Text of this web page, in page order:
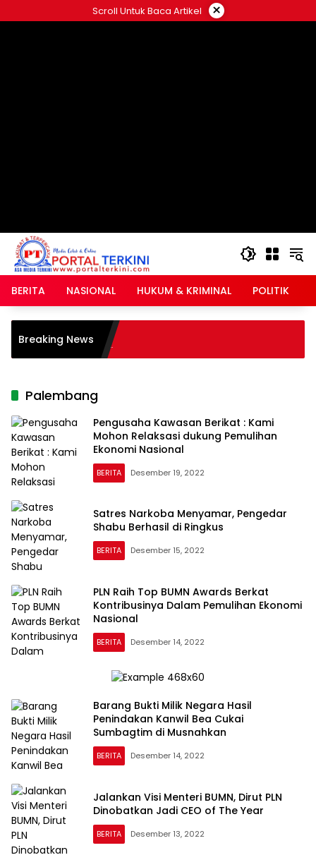
ke
Scroll Untuk Baca Artikel ×
BERITA NASIONAL HUKUM & KRIMINAL POLITIK
Breaking News
Pemelantaran
? Polisi Amankan
Indonesia
Palembang
Pengusaha Kawasan Berikat : Kami
Mohon Relaksasi dukung Pemulihan
Ekonomi Nasional
BERITA Desember 19, 2022
Satres Narkoba Menyamar, Pengedar
Shabu Berhasil di Ringkus
BERITA Desember 15, 2022
PLN Raih Top BUMN Awards Berkat
Kontribusinya Dalam Pemulihan Ekonomi
Nasional
BERITA Desember 14, 2022
Barang Bukti Milik Negara Hasil
Penindakan Kanwil Bea Cukai
Sumbagtim di Musnahkan
BERITA Desember 14, 2022
Jalankan Visi Menteri BUMN, Dirut PLN
Dinobatkan Jadi CEO of The Year
BERITA Desember 13, 2022